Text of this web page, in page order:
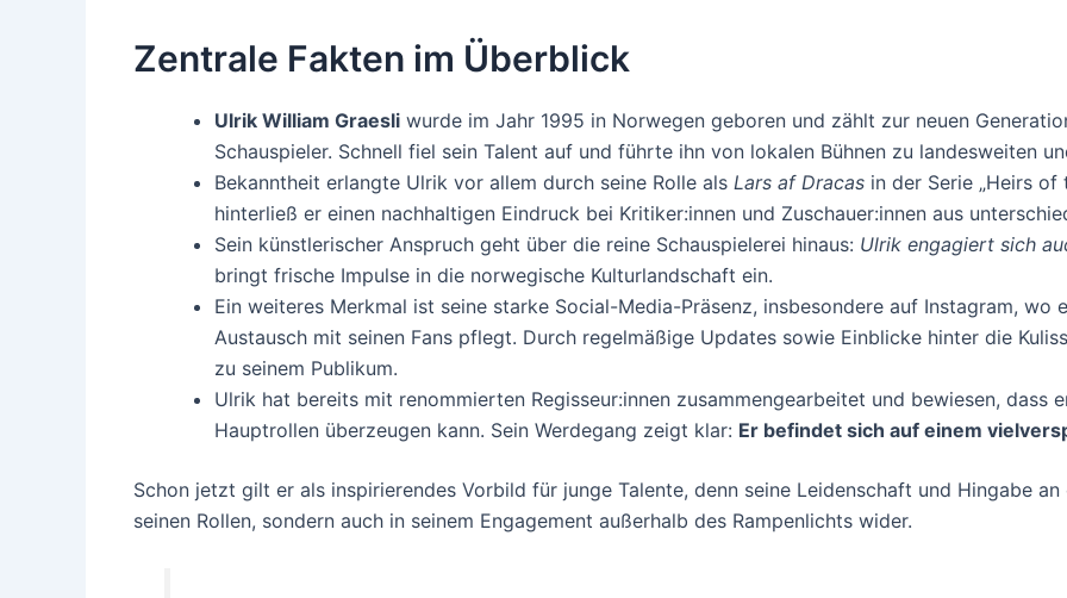
Zentrale Fakten im Überblick
Ulrik William Graesli wurde im Jahr 1995 in Norwegen geboren und zählt zur neuen
Schauspieler. Schnell fiel sein Talent auf und führte ihn von lokalen Bühnen zu landesweiten
Bekanntheit erlangte Ulrik vor allem durch seine Rolle als Lars af Dracas in der Serie „Heirs
hinterließ er einen nachhaltigen Eindruck bei Kritiker:innen und Zuschauer:innen aus
Sein künstlerischer Anspruch geht über die reine Schauspielerei hinaus: Ulrik engagiert sich
bringt frische Impulse in die norwegische Kulturlandschaft ein.
Ein weiteres Merkmal ist seine starke Social-Media-Präsenz, insbesondere auf Instagram, wo
Austausch mit seinen Fans pflegt. Durch regelmäßige Updates sowie Einblicke hinter die
zu seinem Publikum.
Ulrik hat bereits mit renommierten Regisseur:innen zusammengearbeitet und bewiesen, dass
Hauptrollen überzeugen kann. Sein Werdegang zeigt klar: Er befindet sich auf einem
Schon jetzt gilt er als inspirierendes Vorbild für junge Talente, denn seine Leidenschaft und Hingabe
seinen Rollen, sondern auch in seinem Engagement außerhalb des Rampenlichts wider.